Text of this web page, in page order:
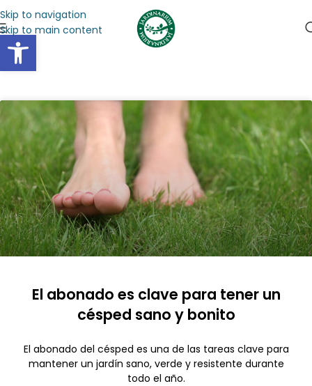
Abrir barra de herramientas
Skip to navigation
Skip to main content
El abonado es clave para tener un
césped sano y bonito
El abonado del césped es una de las tareas clave para
mantener un jardín sano, verde y resistente durante
todo el año.